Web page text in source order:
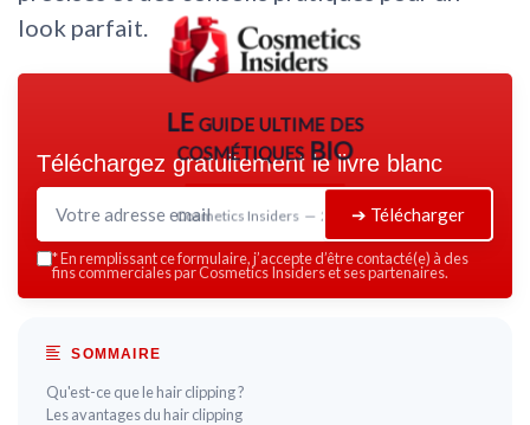
look parfait.
LE guide ultime des
cosmétiques BIO
Cosmetics Insiders — 2026
Téléchargez gratuitement le livre blanc
➔ Télécharger
*En remplissant ce formulaire, j’accepte d’être contacté(e) à des
fins commerciales par Cosmetics Insiders et ses partenaires.
SOMMAIRE
Qu'est-ce que le hair clipping ?
Les avantages du hair clipping